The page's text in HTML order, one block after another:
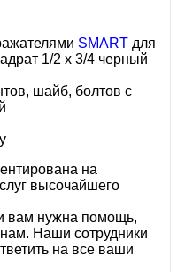
SMART для
1/2 х 3/4 черный
шайб, болтов с
на
высочайшего
вам нужна помощь,
Наши сотрудники
на все ваши